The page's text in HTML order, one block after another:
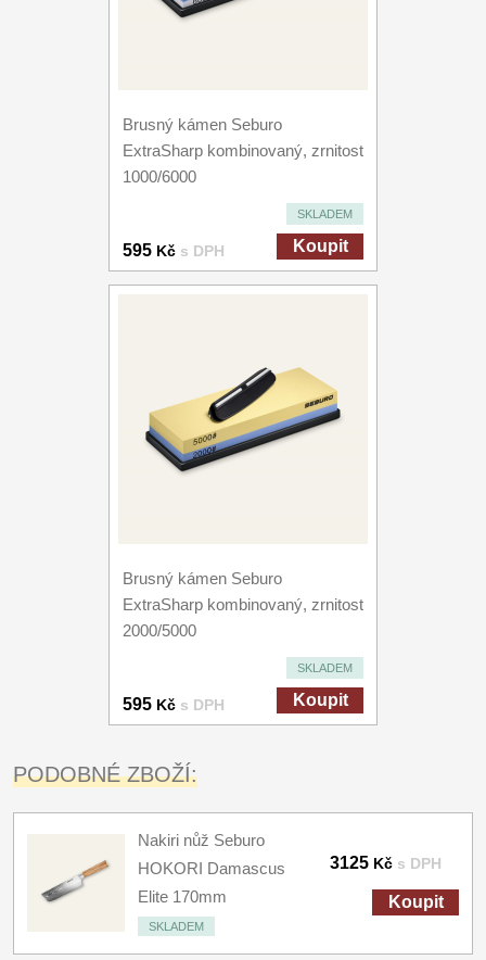
Brusný kámen Seburo
ExtraSharp kombinovaný, zrnitost
1000/6000
SKLADEM
595 Kč s DPH Koupit
Brusný kámen Seburo
ExtraSharp kombinovaný, zrnitost
2000/5000
SKLADEM
595 Kč s DPH Koupit
PODOBNÉ ZBOŽÍ:
Nakiri nůž Seburo
HOKORI Damascus
Elite 170mm
SKLADEM
3125 Kč s DPH
Koupit